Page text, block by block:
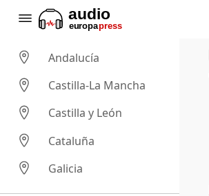
Andalucía
Castilla-La Mancha
Castilla y León
Cataluña
Galicia